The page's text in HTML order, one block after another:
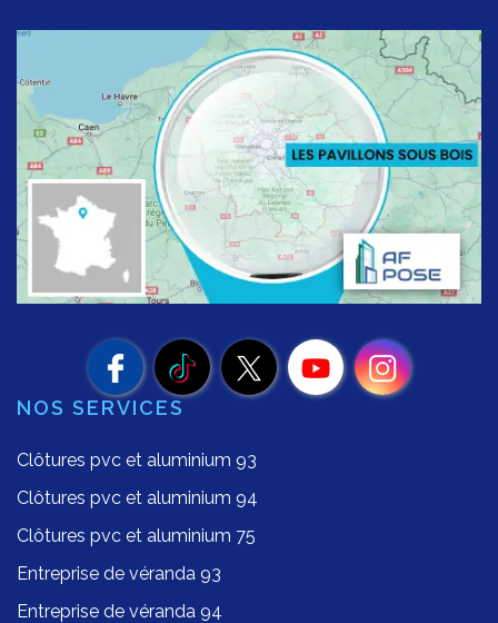
NOS SERVICES
Clôtures pvc et aluminium 93
Clôtures pvc et aluminium 94
Clôtures pvc et aluminium 75
Entreprise de véranda 93
Entreprise de véranda 94